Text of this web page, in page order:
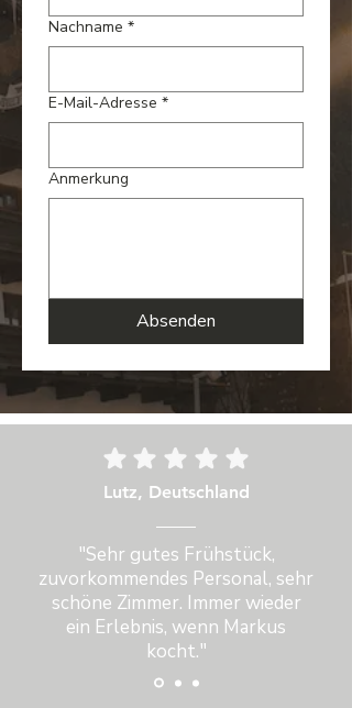
Nachname *
E-Mail-Adresse *
Anmerkung
Absenden
Lutz, Deutschland
"Sehr gutes Frühstück,
zuvorkommendes Personal, sehr
schöne Zimmer. Immer wieder
ein Erlebnis, wenn Markus
kocht."